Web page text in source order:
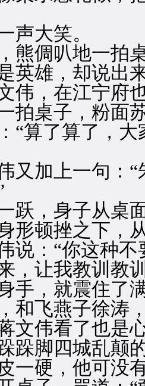
大笑。
倜叭地一拍桌
英雄，却说出
，在江宁府也
拍桌子，粉面
“算了算了，
加上一句：“
，身子从桌面
形顿挫之下，
说：“你这种
，让我教训教
，就震住了满
和飞燕子徐涛
文伟看了也是
跺脚四城乱颠
一硬，他可没